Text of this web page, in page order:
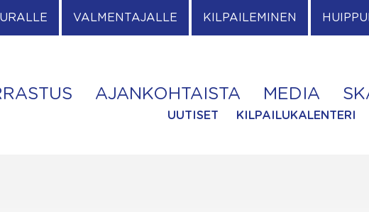
VALMENTAJALLE KILPAILEMINEN
AJANKOHTAISTA MEDIA
UUTISET KILPAILUKALENTERI